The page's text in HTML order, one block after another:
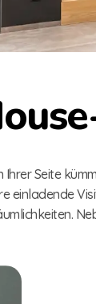
Seite
einladende